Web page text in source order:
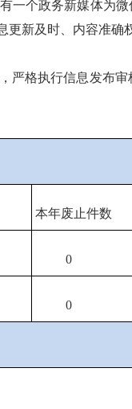
个政务新媒体为
新及时、内容准确
严格执行信息发布
本年废止件数
0
0